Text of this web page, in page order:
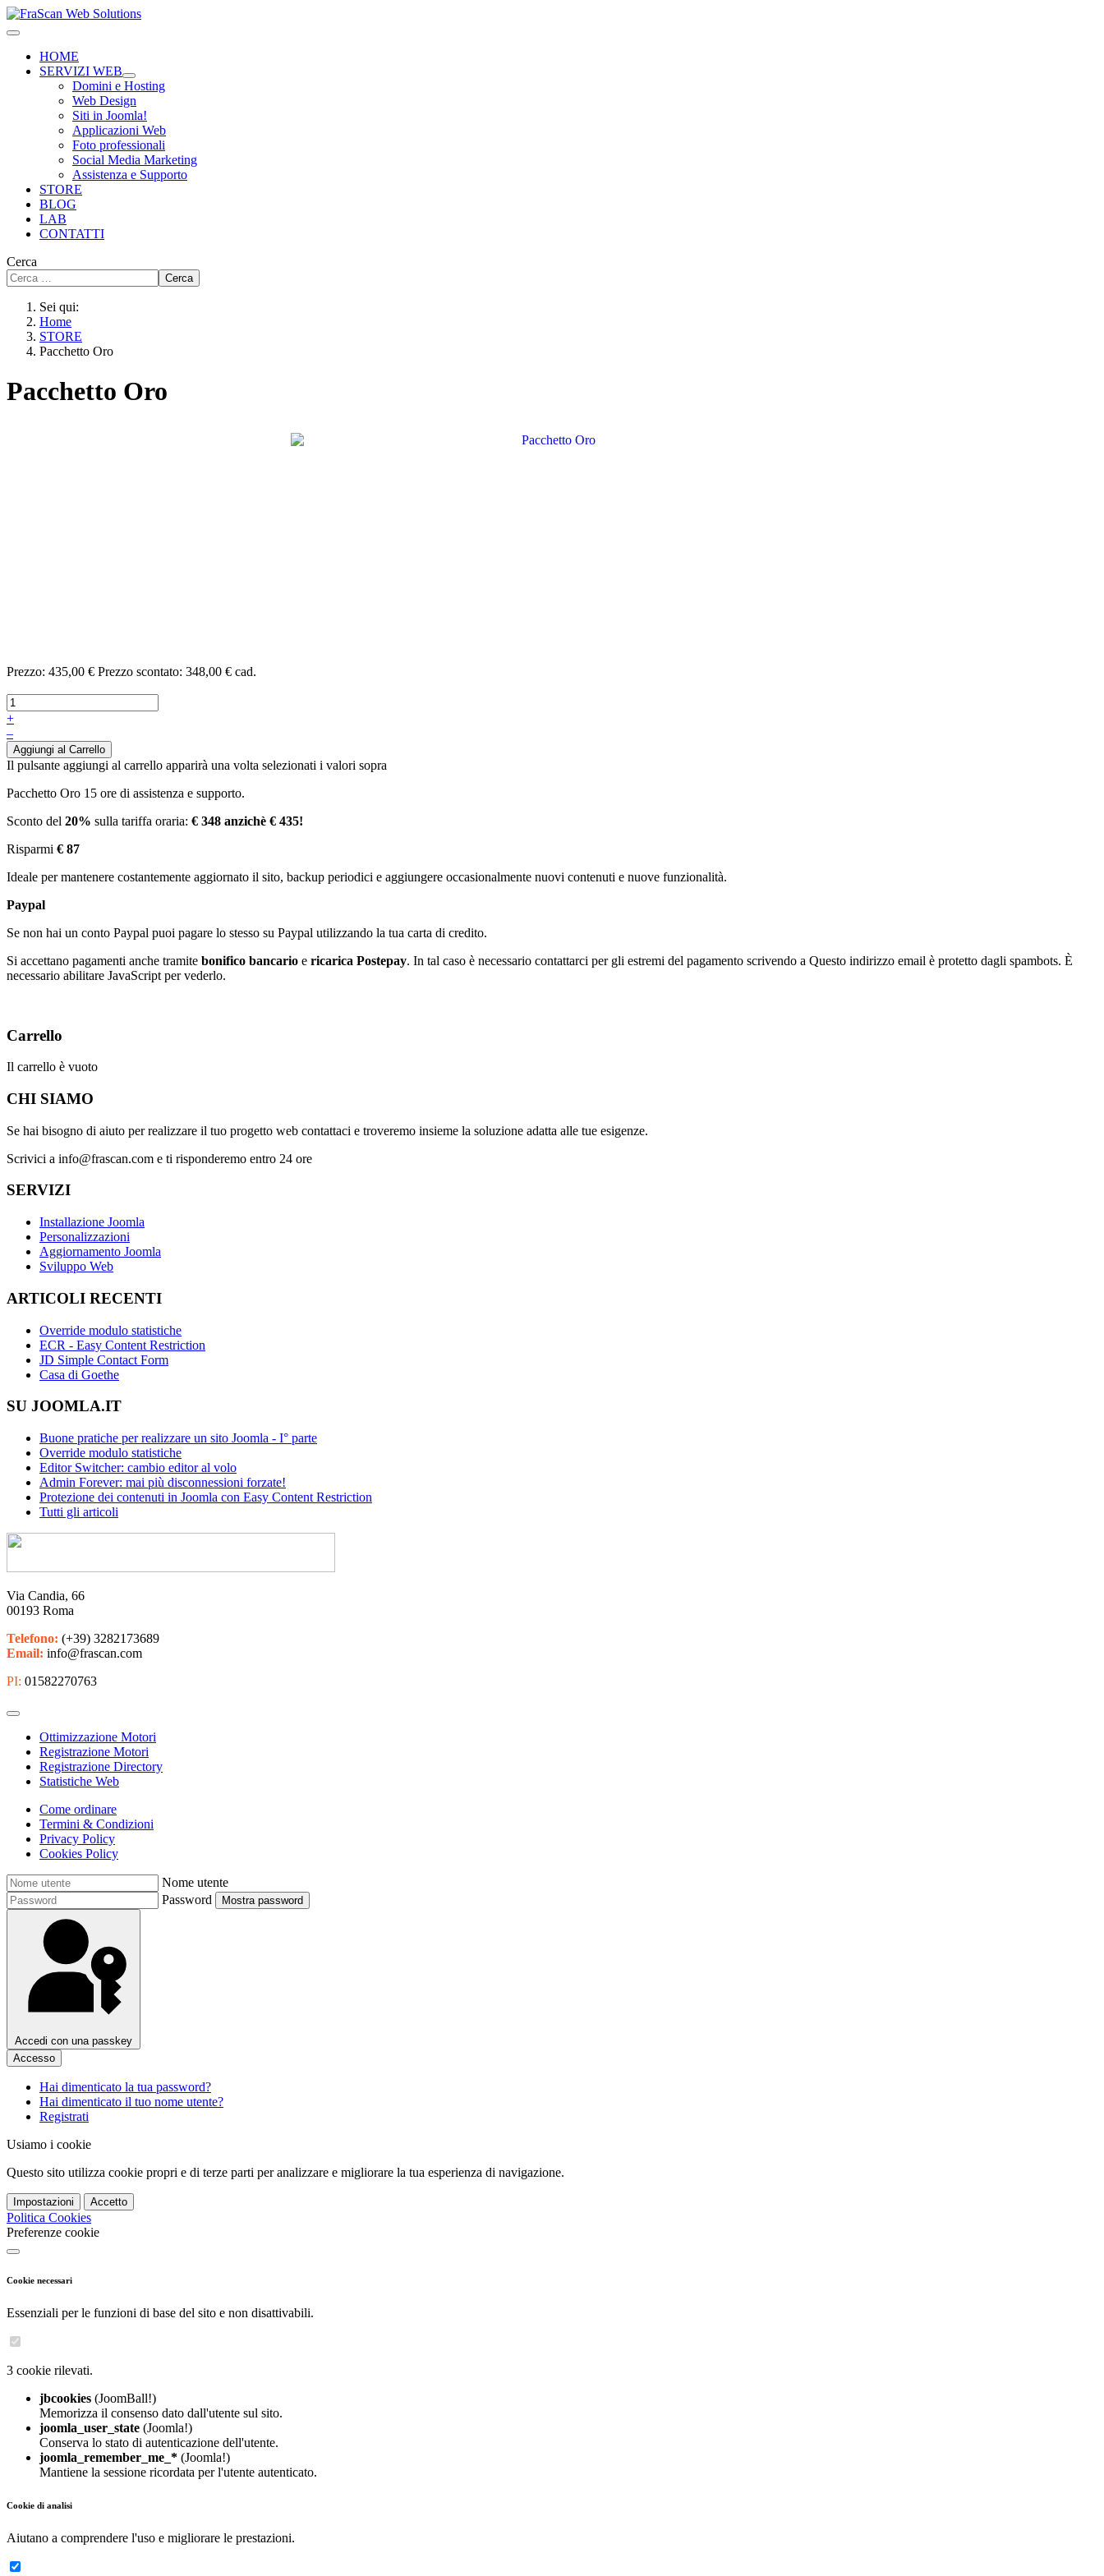
HOME
SERVIZI WEB
Domini e Hosting
Web Design
Siti in Joomla!
Applicazioni Web
Foto professionali
Social Media Marketing
Assistenza e Supporto
STORE
BLOG
LAB
CONTATTI
Cerca
Cerca
Sei qui:
Home
STORE
Pacchetto Oro
Pacchetto Oro
Prezzo: 435,00 € Prezzo scontato: 348,00 € cad.
+
–
Aggiungi al Carrello
Il pulsante aggiungi al carrello apparirà una volta selezionati i valori sopra
Pacchetto Oro 15 ore di assistenza e supporto.
Sconto del 20% sulla tariffa oraria: € 348 anzichè € 435!
Risparmi € 87
Ideale per mantenere costantemente aggiornato il sito, backup periodici e aggiungere occasionalmente nuovi contenuti e nuove funzionalità.
Paypal
Se non hai un conto Paypal puoi pagare lo stesso su Paypal utilizzando la tua carta di credito.
Si accettano pagamenti anche tramite bonifico bancario e ricarica Postepay. In tal caso è necessario contattarci per gli estremi del pagamento scrivendo a Questo indirizzo email è protetto dagli spambots. È
necessario abilitare JavaScript per vederlo.
Carrello
Il carrello è vuoto
CHI SIAMO
Se hai bisogno di aiuto per realizzare il tuo progetto web contattaci e troveremo insieme la soluzione adatta alle tue esigenze.
Scrivici a info@frascan.com e ti risponderemo entro 24 ore
SERVIZI
Installazione Joomla
Personalizzazioni
Aggiornamento Joomla
Sviluppo Web
ARTICOLI RECENTI
Override modulo statistiche
ECR - Easy Content Restriction
JD Simple Contact Form
Casa di Goethe
SU JOOMLA.IT
Buone pratiche per realizzare un sito Joomla - I° parte
Override modulo statistiche
Editor Switcher: cambio editor al volo
Admin Forever: mai più disconnessioni forzate!
Protezione dei contenuti in Joomla con Easy Content Restriction
Tutti gli articoli
Via Candia, 66
00193 Roma
Telefono: (+39) 3282173689
Email: info@frascan.com
PI: 01582270763
Ottimizzazione Motori
Registrazione Motori
Registrazione Directory
Statistiche Web
Come ordinare
Termini & Condizioni
Privacy Policy
Cookies Policy
Nome utente
Password
Mostra password
Accedi con una passkey
Accesso
Hai dimenticato la tua password?
Hai dimenticato il tuo nome utente?
Registrati
Usiamo i cookie
Questo sito utilizza cookie propri e di terze parti per analizzare e migliorare la tua esperienza di navigazione.
Impostazioni Accetto
Politica Cookies
Preferenze cookie
Cookie necessari
Essenziali per le funzioni di base del sito e non disattivabili.
3 cookie rilevati.
jbcookies (JoomBall!)
Memorizza il consenso dato dall'utente sul sito.
joomla_user_state (Joomla!)
Conserva lo stato di autenticazione dell'utente.
joomla_remember_me_* (Joomla!)
Mantiene la sessione ricordata per l'utente autenticato.
Cookie di analisi
Aiutano a comprendere l'uso e migliorare le prestazioni.